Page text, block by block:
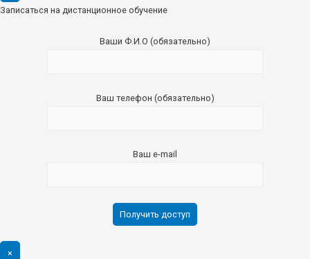
Записаться на дистанционное обучение
Ваши Ф.И.О (обязательно)
Ваш телефон (обязательно)
Ваш e-mail
×